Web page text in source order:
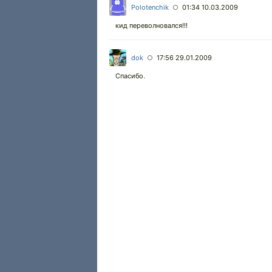
Polotenchik ○ 01:34 10.03.2009
кид переволновался!!!
dok ○ 17:56 29.01.2009
Спасибо.